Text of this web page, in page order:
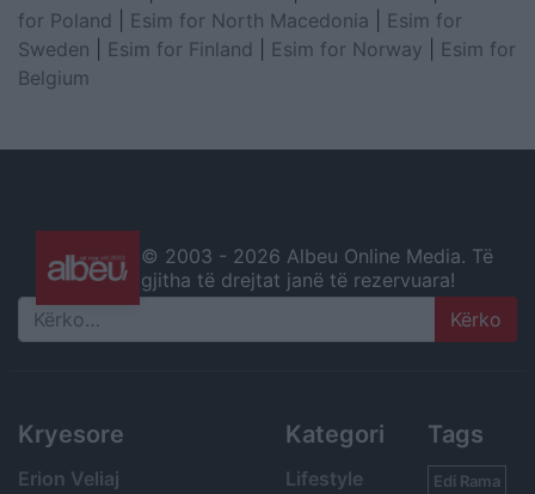
for Poland
Esim for North Macedonia
Esim for
Sweden
Esim for Finland Esim for Norway
Esim for
Belgium
© 2003 - 2026 Albeu Online Media. Të
gjitha të drejtat janë të rezervuara!
Search
Kryesore
Erion Veliaj
Kategori
Lifestyle
Tags
Edi Rama